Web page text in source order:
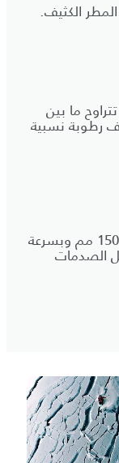
الكثيف.
ما بين
وظروف رطوبة نسبية
قمنا بقيادة العجلات على رصيف بحجم 150 مم وبسرعة
الصدمات